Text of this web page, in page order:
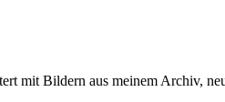
mit Bildern aus meinem Archiv,